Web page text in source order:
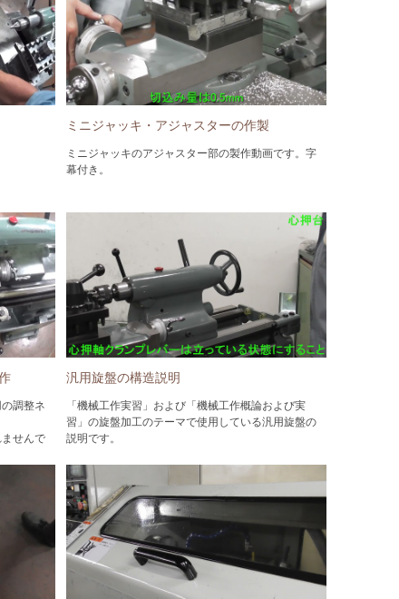
ミニジャッキ・アジャスターの作製
ミニジャッキのアジャスター部の製作動画です。字
幕付き。
調整ネ
せんで
汎用旋盤の構造説明
「機械工作実習」および「機械工作概論および実
習」の旋盤加工のテーマで使用している汎用旋盤の
説明です。